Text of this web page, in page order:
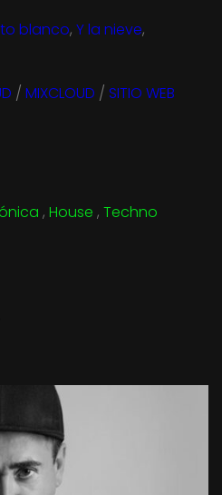
blanco, Y la nieve,
/ MIXCLOUD / SITIO WEB
House Techno